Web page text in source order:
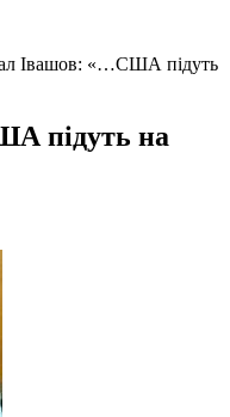
Івашов: «…США підуть
підуть на